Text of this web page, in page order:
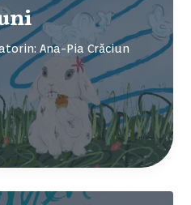
Ana-Pia Crăciun